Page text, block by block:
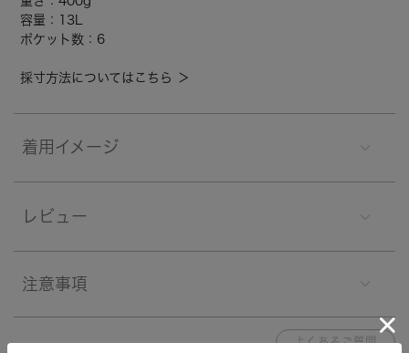
容量：13L
ポケット数：6
採寸方法についてはこちら ＞
着用イメージ
レビュー
注意事項
よくあるご質問